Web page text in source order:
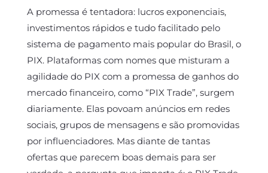
A promessa é tentadora: lucros exponenciais,
investimentos rápidos e tudo facilitado pelo
sistema de pagamento mais popular do Brasil, o
PIX. Plataformas com nomes que misturam a
agilidade do PIX com a promessa de ganhos do
mercado financeiro, como “PIX Trade”, surgem
diariamente. Elas povoam anúncios em redes
sociais, grupos de mensagens e são promovidas
por influenciadores. Mas diante de tantas
ofertas que parecem boas demais para ser